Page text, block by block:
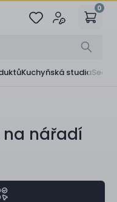
0
Kuchyňská studia
na nářadí